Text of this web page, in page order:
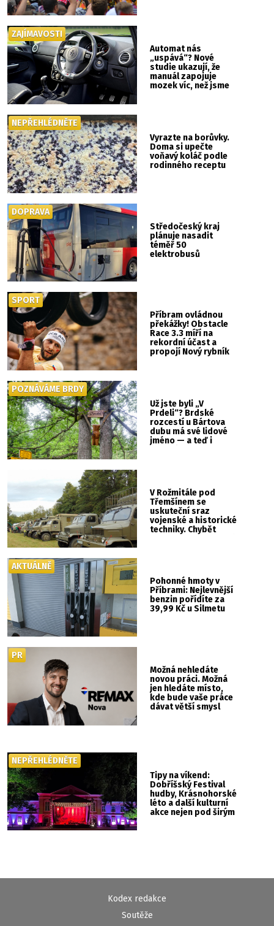
Automat nás
„uspává“? Nové
studie ukazují, že
manuál zapojuje
mozek víc, než jsme
ZAJÍMAVOSTI
Vyrazte na borůvky.
Doma si upečte
voňavý koláč podle
rodinného receptu
NEPŘEHLÉDNĚTE
Středočeský kraj
plánuje nasadit
téměř 50
elektrobusů
DOPRAVA
Příbram ovládnou
překážky! Obstacle
Race 3.3 míří na
rekordní účast a
propojí Nový rybník
SPORT
Už jste byli „V
Prdeli“? Brdské
rozcestí u Bártova
dubu má své lidové
jméno — a teď i
POZNÁVÁME BRDY
V Rožmitále pod
Třemšínem se
uskuteční sraz
vojenské a historické
techniky. Chybět
Pohonné hmoty v
Příbrami: Nejlevnější
benzin pořídíte za
39,99 Kč u Silmetu
AKTUÁLNĚ
Možná nehledáte
novou práci. Možná
jen hledáte místo,
kde bude vaše práce
dávat větší smysl
PR
Tipy na víkend:
Dobříšský Festival
hudby, Krásnohorské
léto a další kulturní
akce nejen pod širým
NEPŘEHLÉDNĚTE
Kodex redakce
Soutěže